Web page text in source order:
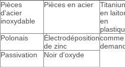
Pièces
d'acier
inoxydable
Pièces en acier
en
en
Polonais
Électrodéposition
de zinc
comme
Passivation Noir d'oxyde